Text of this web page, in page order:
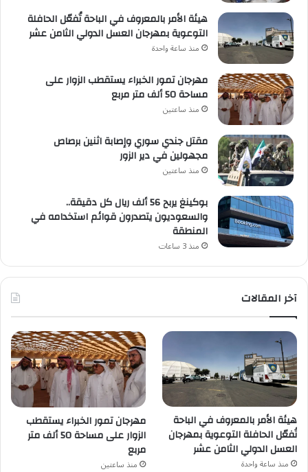
هيئة الأمر بالمعروف في الباحة تُفعّل الحافلة
التوعوية بمهرجان العسل الدولي الثامن عشر
منذ ساعة واحدة
مهرجان تمور الخبراء يستقطب الزوار على
مساحة 50 ألف متر مربع
منذ ساعتين
مقتل جندي سوري وإصابة اثنين برصاص
مجهولين في دير الزور
منذ ساعتين
بوكينغ يربح 56 ألف ريال كل دقيقة..
والسعوديون يتصدرون قوائم استخدامه في
المنطقة
منذ 3 ساعات
آخر المقالات
هيئة الأمر بالمعروف في الباحة
تُفعّل الحافلة التوعوية بمهرجان
العسل الدولي الثامن عشر
منذ ساعة واحدة
مهرجان تمور الخبراء يستقطب
الزوار على مساحة 50 ألف متر
مربع
منذ ساعتين